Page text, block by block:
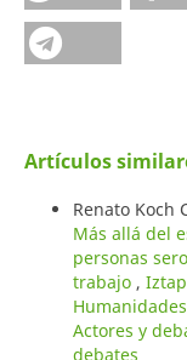
Artículos
Renato Koch
Más allá del
personas
trabajo ,
Actores y
debates